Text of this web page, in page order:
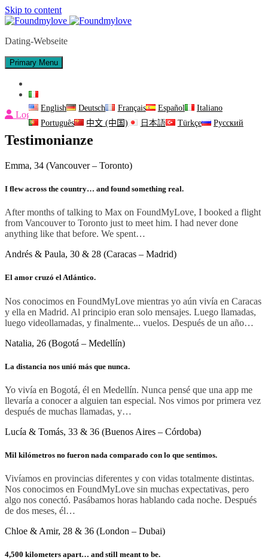
Skip to content
Dating-Webseite
Primary Menu
English Deutsch Français Español
Italiano
Português
中文 (中国) 日本語 Türkçe Русский
Login
Testimonianze
Emma, 34 (Vancouver – Toronto)
I flew across the country… and found something real.
After months of talking to Max on FoundMyLove, I booked a flight
from Vancouver to Toronto just to meet him. I had never done
anything like that before. We spent…
Andrés & Paula, 30 & 28 (Caracas – Madrid)
El amor cruzó el Atlántico.
Nos conocimos en FoundMyLove mientras yo aún vivía en Caracas
y ella en Madrid. Al principio eran solo mensajes. Luego llamadas,
luego videollamadas, y finalmente... vuelos. Después de un año…
Natalia, 26 (Bogotá – Medellín)
La distancia nos unió más que nunca.
Yo vivía en Bogotá, él en Medellín. Nunca pensé que una app me
llevaría a conocer a alguien tan especial. Nos vimos por primera vez
después de muchas llamadas, y…
Lucía & Tomás, 33 & 36 (Buenos Aires – Córdoba)
Mil kilómetros no fueron nada comparado con lo que sentimos.
Vivíamos en provincias diferentes y con vidas totalmente distintas.
Nos conocimos en FoundMyLove sin muchas expectativas, pero
algo nos conectó. Pasábamos horas hablando cada noche. Después
de dos meses, él…
Chloe & Amir, 28 & 36 (London – Dubai)
4,500 kilometers apart… and still meant to be.